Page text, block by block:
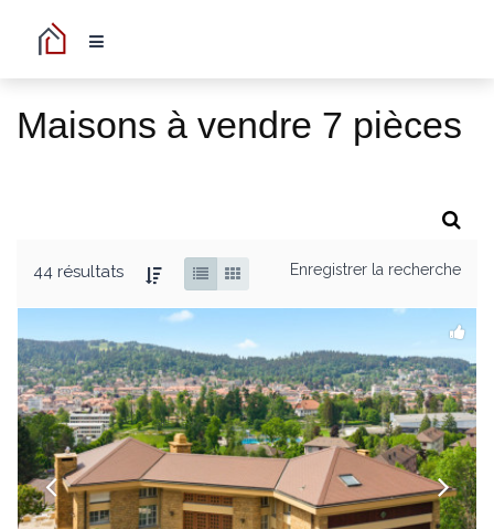
Maisons à vendre 7 pièces
44 résultats Enregistrer la recherche